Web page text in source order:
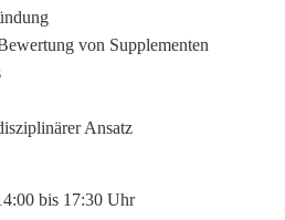
von Supplementen
Ansatz
bis 17:30 Uhr